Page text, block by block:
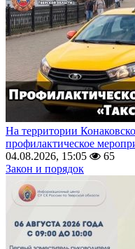
На территории
профилактическое
04.08.2026, 15:05
65
Закон и порядок